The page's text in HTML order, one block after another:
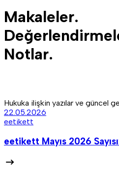
Makaleler.
Notlar.
Hukuka ilişkin yazılar ve güncel
22.05.2026
eetikett
eetikett Mayıs 2026